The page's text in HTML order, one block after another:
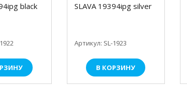
black SLAVA 19394ipg silver
Артикул: SL-1923
В КОРЗИНУ